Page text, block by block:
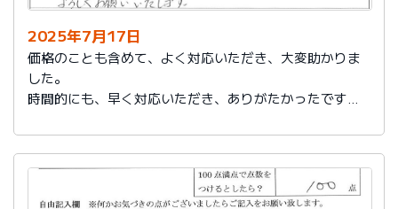
2025年7月17日
価格のことも含めて、よく対応いただき、大変助かりま
した。
時間的にも、早く対応いただき、ありがたかったです。